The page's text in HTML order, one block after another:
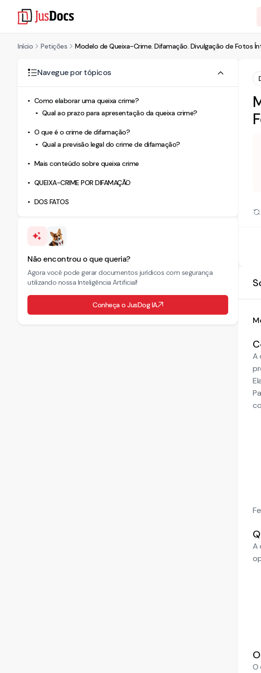
Início Petições Modelo de Queixa-Crime. Difamação. Divulgação de Fotos
Navegue por tópicos
Como elaborar uma queixa crime?
Qual ao prazo para apresentação da queixa crime?
O que é o crime de difamação?
Qual a previsão legal do crime de difamação?
Mais conteúdo sobre queixa crime
QUEIXA-CRIME POR DIFAMAÇÃO
DOS FATOS
Não encontrou o que queria?
Agora você pode gerar documentos jurídicos com segurança
utilizando nossa Inteligência Artificial!
Conheça o JusDog IA
A
A
O